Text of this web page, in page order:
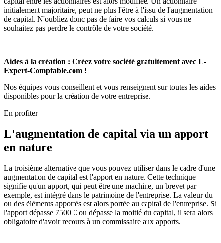
initialement majoritaire, peut ne plus l'être à l'issu de l'augmentation
de capital. N'oubliez donc pas de faire vos calculs si vous ne
souhaitez pas perdre le contrôle de votre société.
Aides à la création : Créez votre société gratuitement avec L-
Expert-Comptable.com !
Nos équipes vous conseillent et vous renseignent sur toutes les aides
disponibles pour la création de votre entreprise.
En profiter
L'augmentation de capital via un apport
en nature
La troisième alternative que vous pouvez utiliser dans le cadre d'une
augmentation de capital est l'apport en nature. Cette technique
signifie qu'un apport, qui peut être une machine, un brevet par
exemple, est intégré dans le patrimoine de l'entreprise. La valeur du
ou des éléments apportés est alors portée au capital de l'entreprise. Si
l'apport dépasse 7500 € ou dépasse la moitié du capital, il sera alors
obligatoire d'avoir recours à un commissaire aux apports.